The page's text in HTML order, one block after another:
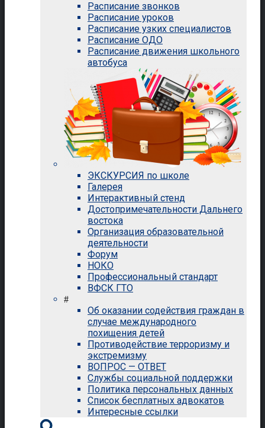
Расписание звонков
Расписание уроков
Расписание узких специалистов
Расписание ОДО
Расписание движения школьного
автобуса
ЭКСКУРСИЯ по школе
Галерея
Интерактивный стенд
Достопримечательности Дальнего
востока
Организация образовательной
деятельности
Форум
НОКО
Профессиональный стандарт
ВФСК ГТО
#
Об оказании содействия граждан в
случае международного
похищения детей
Противодействие терроризму и
экстремизму
ВОПРОС — ОТВЕТ
Службы социальной поддержки
Политика персональных данных
Список бесплатных адвокатов
Интересные ссылки